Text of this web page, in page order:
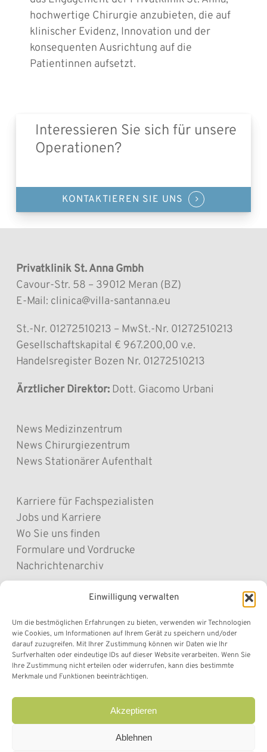
Einwilligung verwalten
Um die bestmöglichen Erfahrungen zu bieten, verwenden wir Technologien
wie Cookies, um Informationen auf Ihrem Gerät zu speichern und/oder
darauf zuzugreifen. Mit Ihrer Zustimmung können wir Daten wie Ihr
Surfverhalten oder eindeutige IDs auf dieser Website verarbeiten. Wenn Sie
Ihre Zustimmung nicht erteilen oder widerrufen, kann dies bestimmte
Merkmale und Funktionen beeinträchtigen.
Akzeptieren
Ablehnen
hochwertige Chirurgie anzubieten, die auf
klinischer Evidenz, Innovation und der
konsequenten Ausrichtung auf die
Patientinnen aufsetzt.
Interessieren Sie sich für unsere
Operationen?
KONTAKTIEREN SIE UNS
Privatklinik St. Anna Gmbh
Cavour-Str. 58 – 39012 Meran (BZ)
E-Mail: clinica@villa-santanna.eu
St.-Nr. 01272510213 – MwSt.-Nr. 01272510213
Gesellschaftskapital € 967.200,00 v.e.
Handelsregister Bozen Nr. 01272510213
Ärztlicher Direktor:Dott. Giacomo Urbani
News Medizinzentrum
News Chirurgiezentrum
News Stationärer Aufenthalt
Karriere für Fachspezialisten
Jobs und Karriere
Wo Sie uns finden
Formulare und Vordrucke
Nachrichtenarchiv
Cookie Policy
Privacy Policy
Datenschutz „Befunde online“
Transparente Verwaltung